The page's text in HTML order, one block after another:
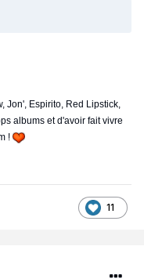
Jon', Espirito, Red Lipstick,
albums et d'avoir fait vivre
!
11